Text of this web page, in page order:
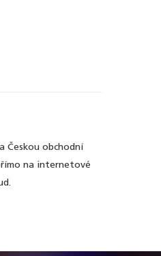
Českou obchodní
na internetové